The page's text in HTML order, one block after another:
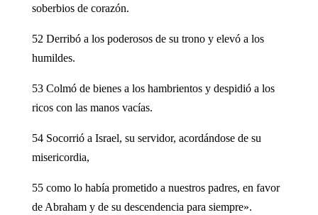
soberbios de corazón.
52 Derribó a los poderosos de su trono y elevó a los
humildes.
53 Colmó de bienes a los hambrientos y despidió a los
ricos con las manos vacías.
54 Socorrió a Israel, su servidor, acordándose de su
misericordia,
55 como lo había prometido a nuestros padres, en favor
de Abraham y de su descendencia para siempre».